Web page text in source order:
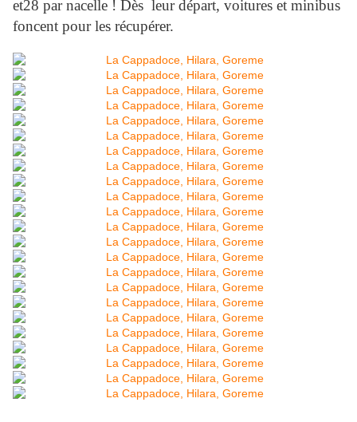
et28 par nacelle ! Dès leur départ, voitures et minibus
foncent pour les récupérer.